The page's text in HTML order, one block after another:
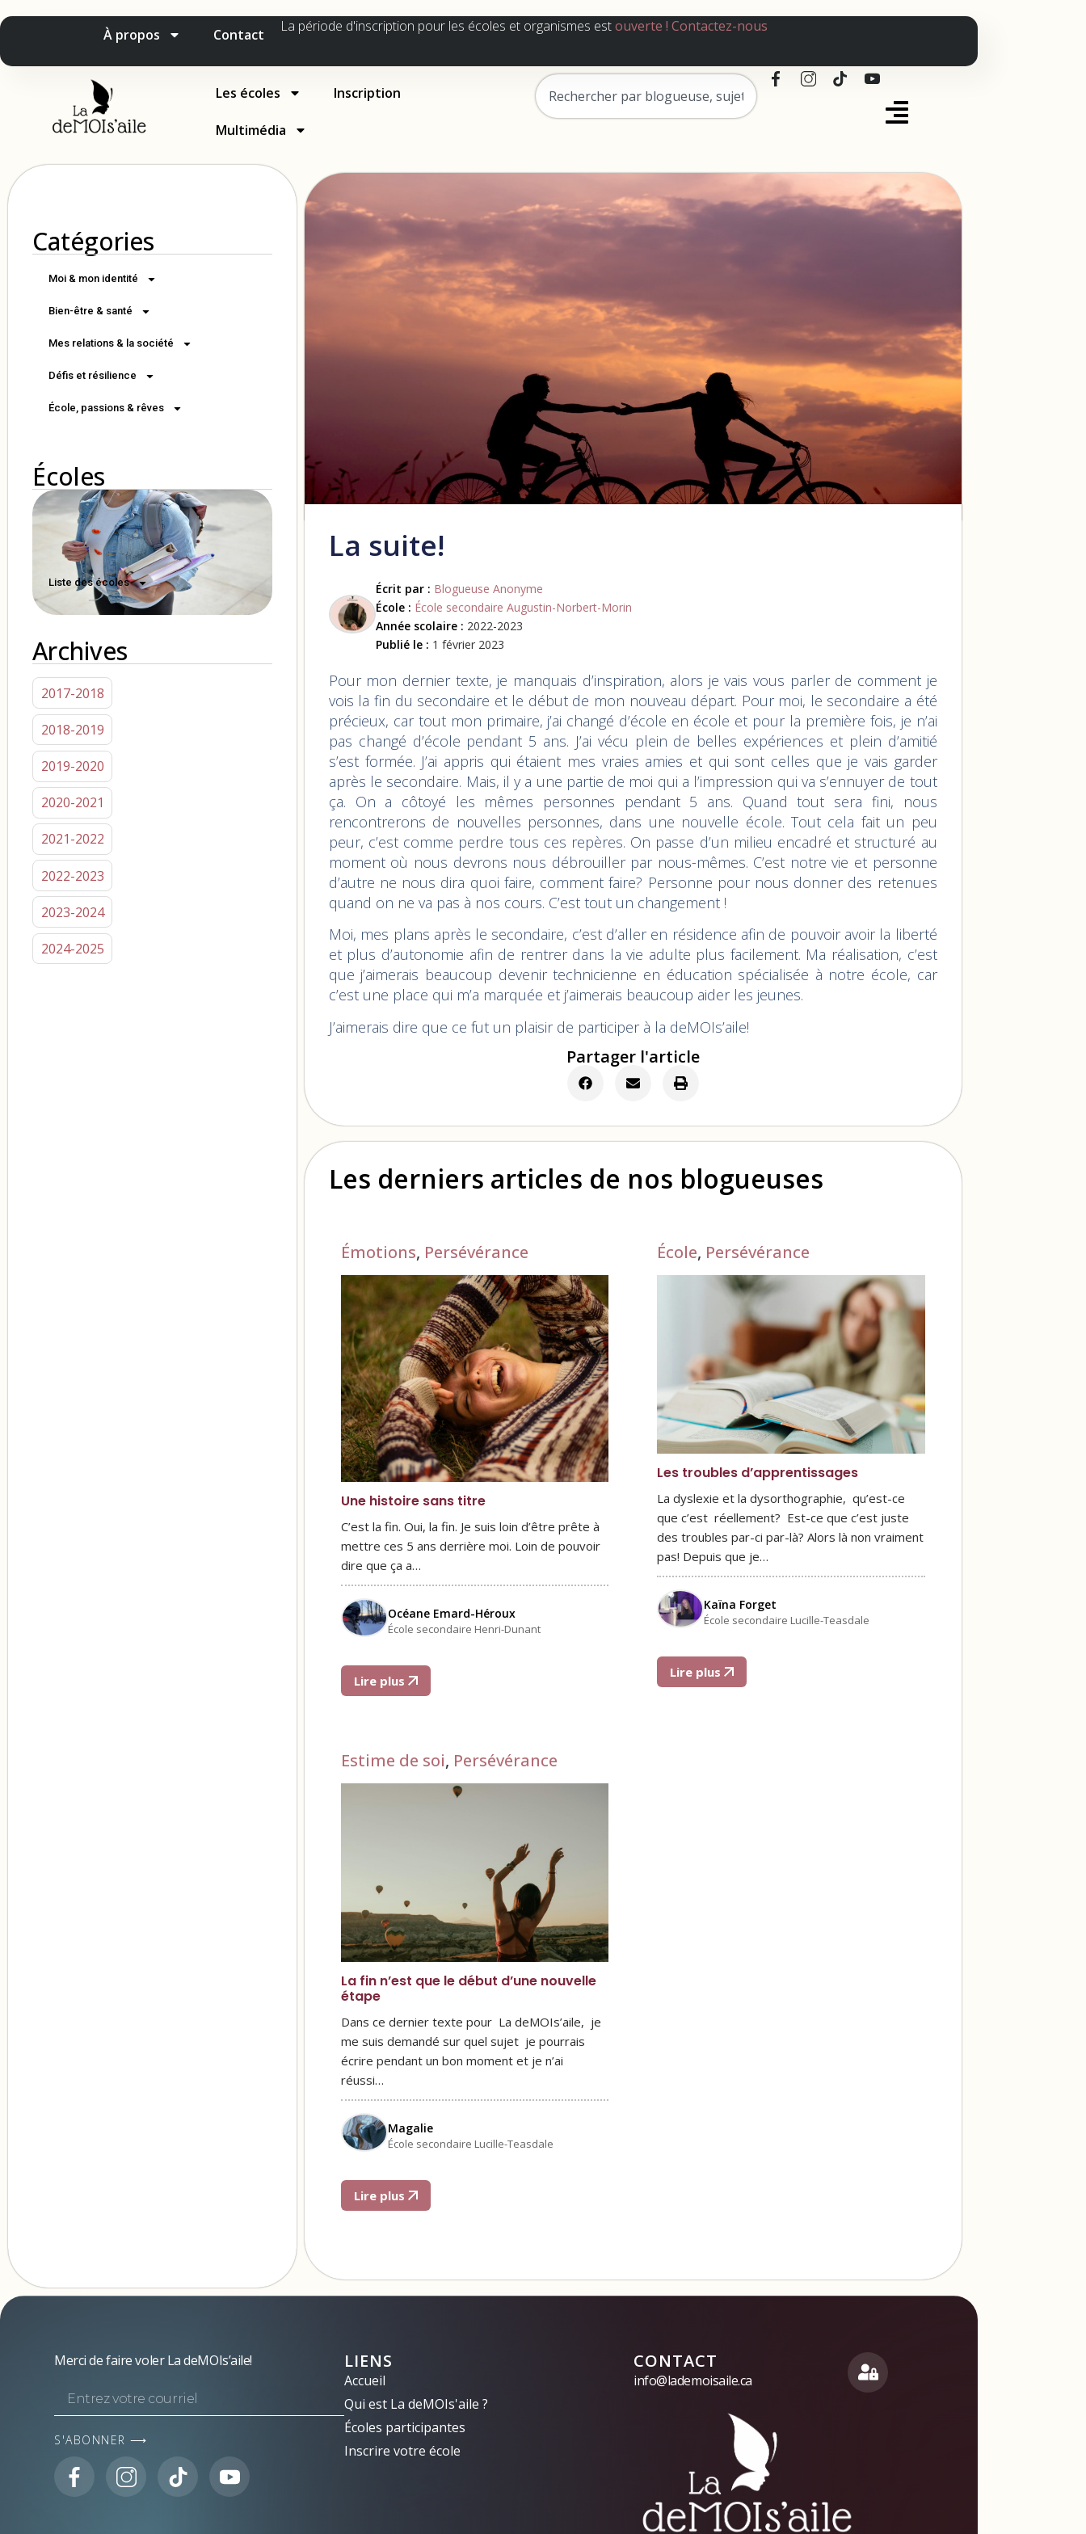
À propos Contact La période d'inscription pour les écoles et organismes estouverte ! Contactez-nous
Les écoles Inscription
Multimédia
Catégories
Moi & mon identité
Bien-être & santé
Mes relations & la société
Défis et résilience
École, passions & rêves
Écoles
Liste des écoles
Archives
2017-2018
2018-2019
2019-2020
2020-2021
2021-2022
2022-2023
2023-2024
2024-2025
La suite!
Écrit par : Blogueuse Anonyme
École : École secondaire Augustin-Norbert-Morin
Année scolaire : 2022-2023
Publié le : 1 février 2023
Pour mon dernier texte, je manquais d’inspiration, alors je vais vous parler de comment je
vois la fin du secondaire et le début de mon nouveau départ. Pour moi, le secondaire a été
précieux, car tout mon primaire, j’ai changé d’école en école et pour la première fois, je n’ai
pas changé d’école pendant 5 ans. J’ai vécu plein de belles expériences et plein d’amitié
s’est formée. J’ai appris qui étaient mes vraies amies et qui sont celles que je vais garder
après le secondaire. Mais, il y a une partie de moi qui a l’impression qui va s’ennuyer de tout
ça. On a côtoyé les mêmes personnes pendant 5 ans. Quand tout sera fini, nous
rencontrerons de nouvelles personnes, dans une nouvelle école. Tout cela fait un peu
peur, c’est comme perdre tous ces repères. On passe d’un milieu encadré et structuré au
moment où nous devrons nous débrouiller par nous-mêmes. C’est notre vie et personne
d’autre ne nous dira quoi faire, comment faire? Personne pour nous donner des retenues
quand on ne va pas à nos cours. C’est tout un changement !
Moi, mes plans après le secondaire, c’est d’aller en résidence afin de pouvoir avoir la liberté
et plus d’autonomie afin de rentrer dans la vie adulte plus facilement. Ma réalisation, c’est
que j’aimerais beaucoup devenir technicienne en éducation spécialisée à notre école, car
c’est une place qui m’a marquée et j’aimerais beaucoup aider les jeunes.
J’aimerais dire que ce fut un plaisir de participer à la deMOIs’aile!
Partager l'article
Les derniers articles de nos blogueuses
Émotions, Persévérance
Une histoire sans titre
C’est la fin. Oui, la fin. Je suis loin d’être prête à
mettre ces 5 ans derrière moi. Loin de pouvoir
dire que ça a…
Océane Emard-Héroux
École secondaire Henri-Dunant
Lire plus
École, Persévérance
Les troubles d’apprentissages
La dyslexie et la dysorthographie, qu’est-ce
que c’est réellement? Est-ce que c’est juste
des troubles par-ci par-là? Alors là non vraiment
pas! Depuis que je…
Kaïna Forget
École secondaire Lucille-Teasdale
Lire plus
Estime de soi, Persévérance
La fin n’est que le début d’une nouvelle
étape
Dans ce dernier texte pour La deMOIs’aile, je
me suis demandé sur quel sujet je pourrais
écrire pendant un bon moment et je n’ai
réussi…
Magalie
École secondaire Lucille-Teasdale
Lire plus
Merci de faire voler La deMOIs’aile!
S'ABONNER ⟶
LIENS
Accueil
Qui est La deMOIs'aile ?
Écoles participantes
Inscrire votre école
CONTACT
info@lademoisaile.ca